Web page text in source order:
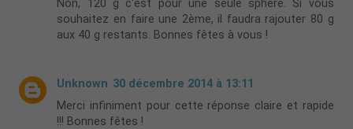
Non, 120 g c'est pour une seule sphère. Si vous
souhaitez en faire une 2ème, il faudra rajouter 80 g
aux 40 g restants. Bonnes fêtes à vous !
Unknown 30 décembre 2014 à 13:11
Merci infiniment pour cette réponse claire et rapide
!!! Bonnes fêtes !